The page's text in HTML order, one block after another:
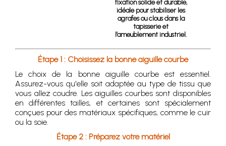
fixation solide et durable,
idéale pour stabiliser les
agrafes ou clous dans la
tapisserie et
l’ameublement industriel.
Étape 1 : Choisissez la bonne aiguille courbe
Le choix de la bonne aiguille courbe est essentiel.
Assurez-vous qu'elle soit adaptée au type de tissu que
vous allez coudre. Les aiguilles courbes sont disponibles
en différentes tailles, et certaines sont spécialement
conçues pour des matériaux spécifiques, comme le cuir
ou la soie.
Étape 2 : Préparez votre matériel